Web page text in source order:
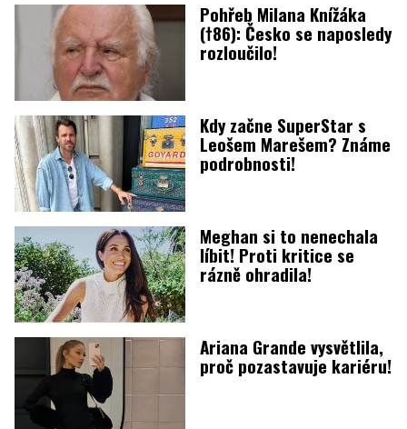
Pohřeb Milana Knížáka
(†86): Česko se naposledy
rozloučilo!
Kdy začne SuperStar s
Leošem Marešem? Známe
podrobnosti!
Meghan si to nenechala
líbit! Proti kritice se
rázně ohradila!
Ariana Grande vysvětlila,
proč pozastavuje kariéru!